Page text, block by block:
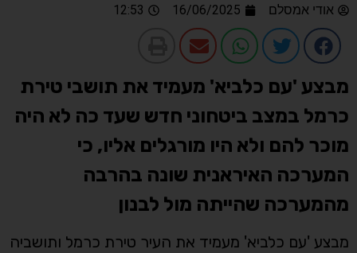
אודי אמסלם
16/06/2025
12:53
מבצע 'עם כלביא' מעמיד את תושבי טירת
כרמל במצב ביטחוני חדש שעד כה לא היה
מוכר להם ולא היו מורגלים אליו, כי
המערכה האיראנית שונה בהרבה
מהמערכה שהייתה מול לבנון
מבצע 'עם כלביא' מעמיד את העיר טירת כרמל ותושביה